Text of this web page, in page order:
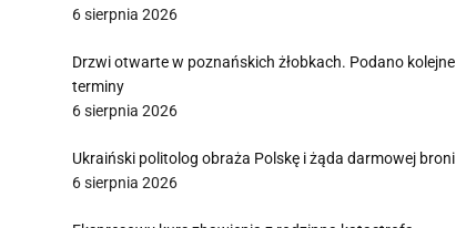
6 sierpnia 2026
Drzwi otwarte w poznańskich żłobkach. Podano kolejne
terminy
6 sierpnia 2026
Ukraiński politolog obraża Polskę i żąda darmowej broni
6 sierpnia 2026